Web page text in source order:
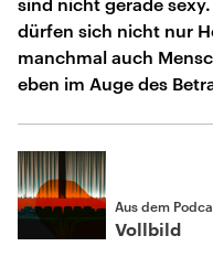
dürfen sich nicht nur
manchmal auch
eben im Auge des
Aus dem
Vollbild